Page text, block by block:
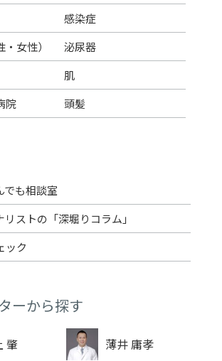
感染症
女性）
泌尿器
肌
院
頭髪
でも相談室
ストの「深堀りコラム」
ック
ーから探す
肇 薄井 庸孝